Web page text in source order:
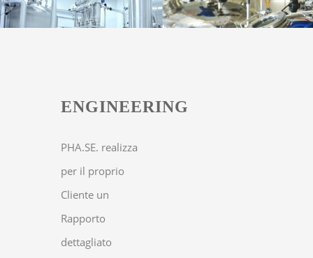
ENGINEERING
PHA.SE. realizza
per il proprio
Cliente un
Rapporto
dettagliato